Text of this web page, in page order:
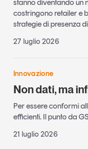
stanno diventando un
costringono retailer e
strategie di presenza
27 luglio 2026
Innovazione
Non dati, ma
Per essere conformi
efficienti. Il punto da
21 luglio 2026